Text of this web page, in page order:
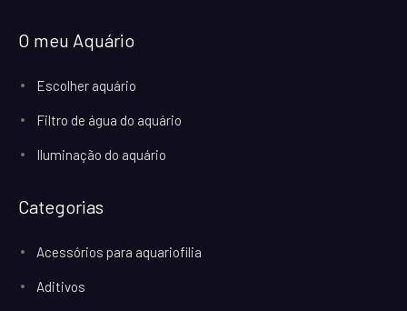
O meu Aquário
Escolher aquário
Filtro de água do aquário
Iluminação do aquário
Categorias
Acessórios para aquariofilia
Aditivos